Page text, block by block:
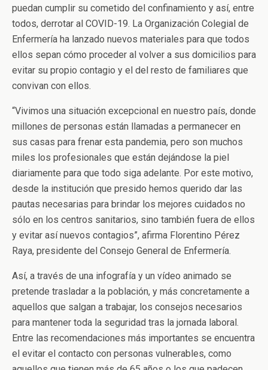
puedan cumplir su cometido del confinamiento y así, entre
todos, derrotar al COVID-19. La Organización Colegial de
Enfermería ha lanzado nuevos materiales para que todos
ellos sepan cómo proceder al volver a sus domicilios para
evitar su propio contagio y el del resto de familiares que
convivan con ellos.
“Vivimos una situación excepcional en nuestro país, donde
millones de personas están llamadas a permanecer en
sus casas para frenar esta pandemia, pero son muchos
miles los profesionales que están dejándose la piel
diariamente para que todo siga adelante. Por este motivo,
desde la institución que presido hemos querido dar las
pautas necesarias para brindar los mejores cuidados no
sólo en los centros sanitarios, sino también fuera de ellos
y evitar así nuevos contagios”, afirma Florentino Pérez
Raya, presidente del Consejo General de Enfermería.
Así, a través de una infografía y un vídeo animado se
pretende trasladar a la población, y más concretamente a
aquellos que salgan a trabajar, los consejos necesarios
para mantener toda la seguridad tras la jornada laboral.
Entre las recomendaciones más importantes se encuentra
el evitar el contacto con personas vulnerables, como